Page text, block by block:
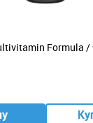
Formula /